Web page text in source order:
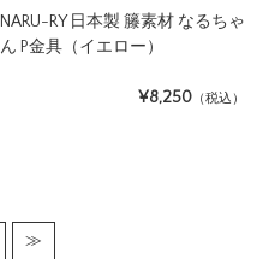
NARU-RY 日本製 籐素材 なるちゃ
ん P金具（イエロー）
¥8,250 （税込）
≫